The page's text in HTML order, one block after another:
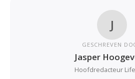
J
GESCHREVEN
Jasper
Hoofdredacteur